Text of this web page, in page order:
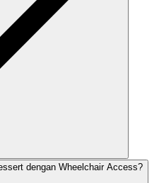
dengan Wheelchair Access?